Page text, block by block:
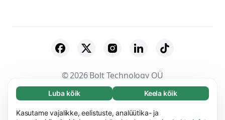
Vajalikud (65)
Vajalikud küpsised aitavad meil muuta veebisaidi
Loe lisa
Luba kõik Keela kõik
Kasutame vajalikke, eelistuste, analüütika- ja
© 2026 Bolt Technology OÜ
Tarnijad Tingimused Privaatsus
Küpsised